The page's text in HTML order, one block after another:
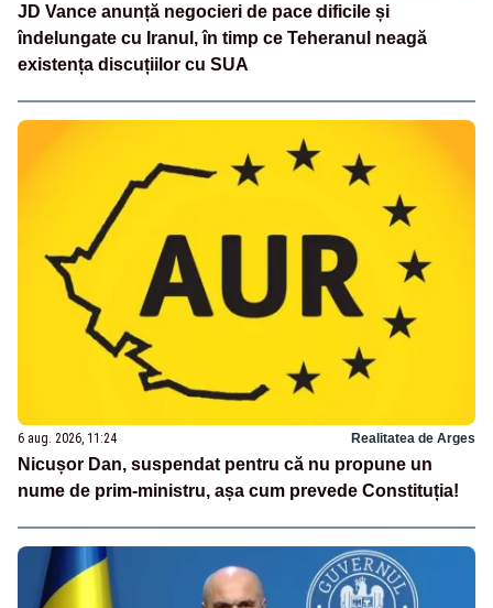
JD Vance anunță negocieri de pace dificile și
îndelungate cu Iranul, în timp ce Teheranul neagă
existența discuțiilor cu SUA
6 aug. 2026, 11:24 Realitatea de Arges
Nicușor Dan, suspendat pentru că nu propune un
nume de prim-ministru, așa cum prevede Constituția!